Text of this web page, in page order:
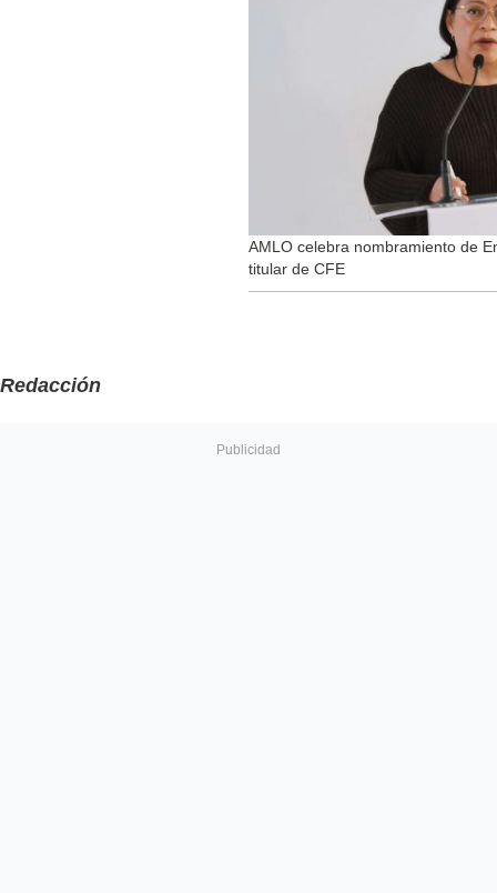
AMLO celebra nombramiento de
titular de CFE
Redacción